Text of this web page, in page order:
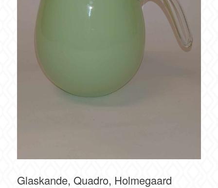
Glaskande, Quadro, Holmegaard